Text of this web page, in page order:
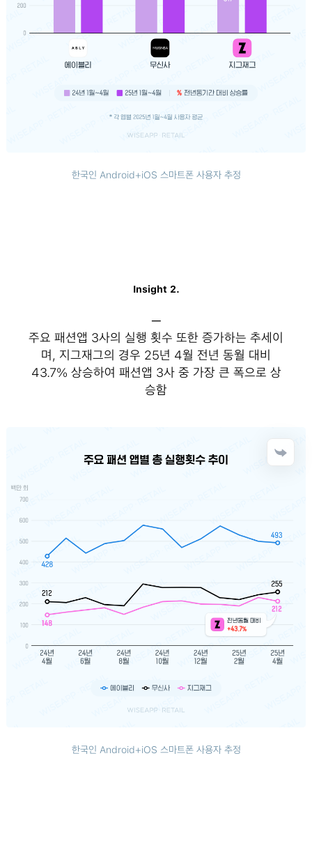
한국인 Android+iOS 스마트폰 사용자 추정
Insight 2.
─
주요 패션앱 3사의 실행 횟수 또한 증가하는 추세이
며, 지그재그의 경우 25년 4월 전년 동월 대비
43.7% 상승하여 패션앱 3사 중 가장 큰 폭으로 상
승함
한국인 Android+iOS 스마트폰 사용자 추정